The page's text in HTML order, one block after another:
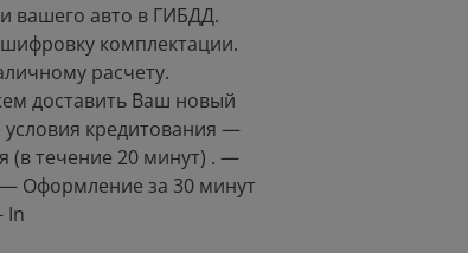
вашего авто в ГИБДД.
комплектации.
расчету.
доставить Ваш новый
кредитования —
(в течение 20 минут) . —
— Оформление за 30 минут
In